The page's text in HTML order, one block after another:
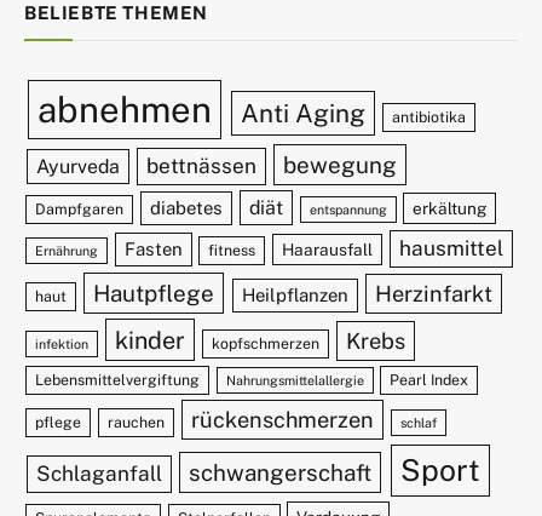
BELIEBTE THEMEN
abnehmen Anti Aging antibiotika
Ayurveda bettnässen bewegung
Dampfgaren diabetes diät entspannung erkältung
Ernährung Fasten fitness Haarausfall hausmittel
haut Hautpflege Heilpflanzen Herzinfarkt
infektion kinder kopfschmerzen Krebs
Lebensmittelvergiftung Nahrungsmittelallergie Pearl Index
pflege rauchen rückenschmerzen schlaf
Schlaganfall schwangerschaft Sport